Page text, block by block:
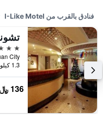
فنادق بالقرب من I-Like Motel
3 نجوم
1.3 كيلومتر عن وسط المدينة
136 ﷼